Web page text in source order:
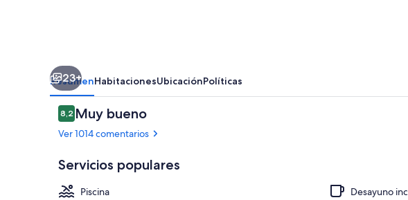
23+
ResumenHabitacionesUbicaciónPolíticas
Comentarios
8,28,2 de 10
Muy bueno
Ver 1014 comentarios
Servicios populares
Piscina
Desayuno